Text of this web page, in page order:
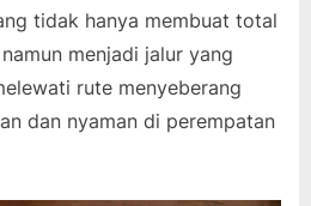
tidak hanya membuat total
menjadi jalur yang
rute menyeberang
dan nyaman di perempatan